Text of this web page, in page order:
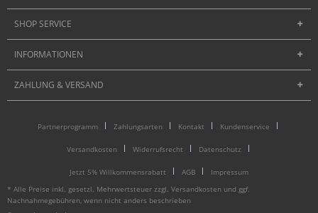
SHOP SERVICE
INFORMATIONEN
ZAHLUNG & VERSAND
Partnerprogramm Zahlungsarten Kontakt Kundenservice
Versandkosten Widerrufsrecht Datenschutz
Jetzt 5% Willkommensrabatt AGB
Impressum
* Alle Preise inkl. gesetzl. Mehrwertsteuer zzgl. Versandkosten und ggf.
Nachnahmegebühren, wenn nicht anders beschrieben